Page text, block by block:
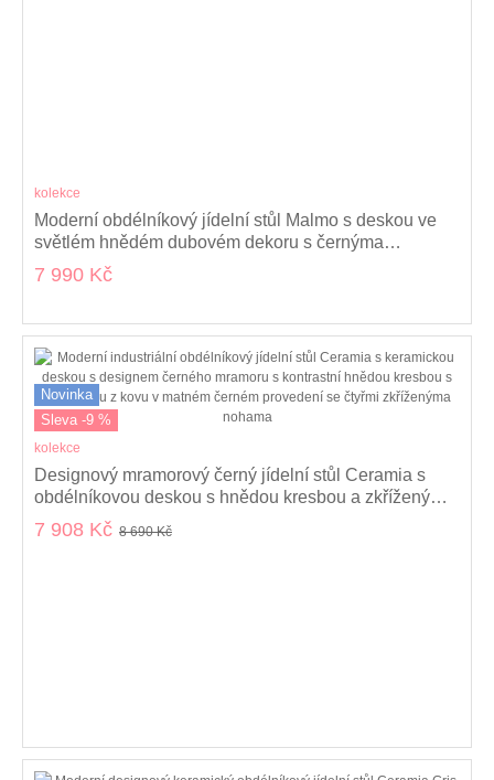
kolekce
Moderní obdélníkový jídelní stůl Malmo s deskou ve
světlém hnědém dubovém dekoru s černýma
kovovými nohami 140 cm
7 990 Kč
Novinka
Sleva -9 %
kolekce
Designový mramorový černý jídelní stůl Ceramia s
obdélníkovou deskou s hnědou kresbou a zkříženýma
nohama 160 cm
7 908 Kč 8 690 Kč